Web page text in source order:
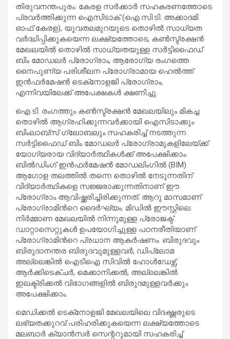
തിരുവനന്തപുരം: കേരള സര്‍ക്കാര്‍ സഹകരണത്തോടെ
പ്രവര്‍ത്തിക്കുന്ന ഐസിടാക് (ഐ.സി.ടി. അക്കാദമി
ഓഫ് കേരള), യുവതലമുറയുടെ തൊഴില്‍ സാധ്യത
വര്‍ദ്ധിപ്പിക്കുകയെന്ന ലക്ഷ്യത്തോടെ, കണ്‍സ്ട്രക്ഷന്‍
മേഖലയില്‍ തൊഴില്‍ സാധ്യതയുള്ള സര്‍ട്ടിഫൈഡ്
ബിം മോഡലർ പ്രോഗ്രാം, ആരോഗ്യ രംഗത്തെ
നൈപുണ്യ പരിശീലന പ്രോഗ്രാമായ ഹെല്‍ത്ത്
ഇന്‍ഫര്‍മേഷന്‍ ടെക്‌നോളജി പ്രോഗ്രാം,
എന്നിവയിലേക്ക് അപേക്ഷകൾ ക്ഷണിച്ചു.
ഐ.ടി. രംഗത്തും കണ്‍സ്ട്രക്ഷന്‍ മേഖലയിലും മികച്ച
തൊഴില്‍ ആഗ്രഹിക്കുന്നവര്‍ക്കായി ഐസിടാക്കും
ബിംലാബ്സ് ഗ്ലോബലും സഹകരിച്ച് നടത്തുന്ന
സര്‍ട്ടിഫൈഡ് ബിം മോഡലർ പ്രോഗ്രാമുകളിലേയ്ക്ക്
യോഗ്യരായ വിദ്യാര്‍ത്ഥികള്‍ക്ക് അപേക്ഷിക്കാം.
ബില്‍ഡിംഗ്‌ ഇന്‍ഫര്‍മേഷന്‍ മോഡലിംഗില്‍ (BIM)
ആഗോള തലത്തില്‍ തന്നെ തൊഴില്‍ നേടുന്നതിന്
വിദ്യാര്‍ത്ഥികളെ സജ്ജരാക്കുന്നതിനാണ് ഈ
പ്രോഗ്രാം ആവിഷ്ക്കരിച്ചിരിക്കുന്നത്‌. ആറു മാസമാണ്
പ്രോഗ്രാമിന്‍റെ ദൈര്‍ഘ്യം. മിഡിൽ ഈസ്റ്റിലെ
നിർമ്മാണ മേഖലയിൽ നിന്നുമുള്ള പ്രോജക്ട്
ഡാറ്റാസെറ്റുകൾ ഉപയോഗിച്ചുള്ള പഠനരീതിയാണ്‌
പ്രോഗ്രാമിന്‍റെ പ്രധാന ആകര്‍ഷണം. ബിരുദവും
ബിരുദാനന്തര ബിരുദവുമുള്ളവര്‍, ഡിപ്ലോമ
അല്ലെങ്കില്‍ ഐടിഐ സിവില്‍ ഹോള്‍ഡേഴ്സ്,
ആർക്കിടെക്ചർ, മെക്കാനിക്കൽ, അല്ലെങ്കിൽ
ഇലക്ട്രിക്കൽ വിഭാഗങ്ങളിൽ ബിരുദമുള്ളവര്‍ക്കും
അപേക്ഷിക്കാം.
മെഡിക്കല്‍ ടെക്‌നോളജി മേഖലയിലെ വിദഗ്ദ്ധരുടെ
ലഭ്യതക്കുറവ് പരിഹരിക്കുകയെന്ന ലക്ഷ്യത്തോടെ
മലബാര്‍ ക്യാന്‍സര്‍ സെന്ററുമായി സഹകരിച്ച്